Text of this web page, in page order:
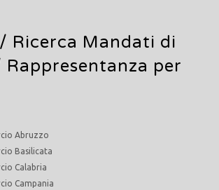
Ricerca Mandati di
Rappresentanza per
Abruzzo
Basilicata
Calabria
Campania